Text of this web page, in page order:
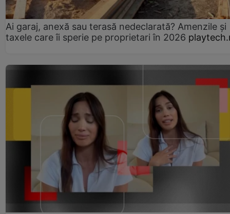
Ai garaj, anexă sau terasă nedeclarată? Amenzile și
taxele care îi sperie pe proprietari în 2026